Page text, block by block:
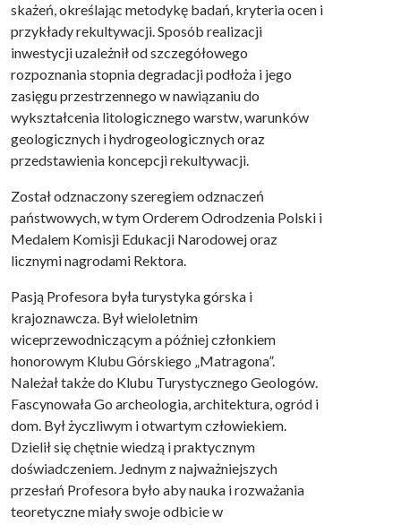
skażeń, określając metodykę badań, kryteria ocen i
przykłady rekultywacji. Sposób realizacji
inwestycji uzależnił od szczegółowego
rozpoznania stopnia degradacji podłoża i jego
zasięgu przestrzennego w nawiązaniu do
wykształcenia litologicznego warstw, warunków
geologicznych i hydrogeologicznych oraz
przedstawienia koncepcji rekultywacji.
Został odznaczony szeregiem odznaczeń
państwowych, w tym Orderem Odrodzenia Polski i
Medalem Komisji Edukacji Narodowej oraz
licznymi nagrodami Rektora.
Pasją Profesora była turystyka górska i
krajoznawcza. Był wieloletnim
wiceprzewodniczącym a później członkiem
honorowym Klubu Górskiego „Matragona”.
Należał także do Klubu Turystycznego Geologów.
Fascynowała Go archeologia, architektura, ogród i
dom. Był życzliwym i otwartym człowiekiem.
Dzielił się chętnie wiedzą i praktycznym
doświadczeniem. Jednym z najważniejszych
przesłań Profesora było aby nauka i rozważania
teoretyczne miały swoje odbicie w